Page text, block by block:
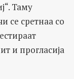
Таму
се сретнаа со
и прогласија